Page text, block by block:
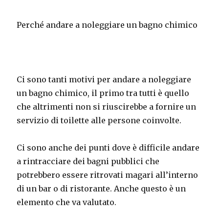
Perché andare a noleggiare un bagno chimico
Ci sono tanti motivi per andare a noleggiare
un bagno chimico, il primo tra tutti è quello
che altrimenti non si riuscirebbe a fornire un
servizio di toilette alle persone coinvolte.
Ci sono anche dei punti dove è difficile andare
a rintracciare dei bagni pubblici che
potrebbero essere ritrovati magari all’interno
di un bar o di ristorante. Anche questo è un
elemento che va valutato.